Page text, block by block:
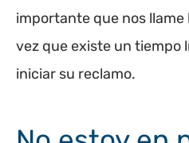
importante que nos llame
vez que existe un tiempo
iniciar su reclamo.